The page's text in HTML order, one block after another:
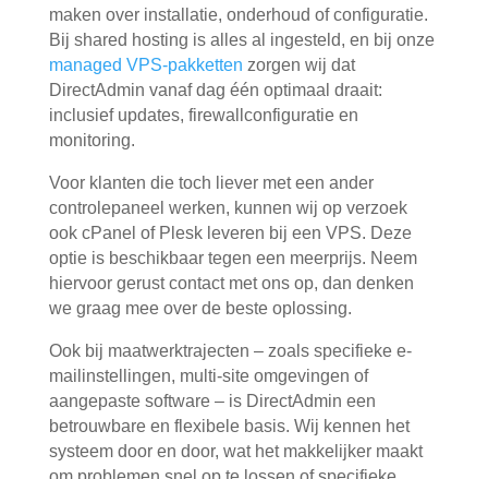
maken over installatie, onderhoud of configuratie.
Bij shared hosting is alles al ingesteld, en bij onze
managed VPS-pakketten zorgen wij dat
DirectAdmin vanaf dag één optimaal draait:
inclusief updates, firewallconfiguratie en
monitoring.
Voor klanten die toch liever met een ander
controlepaneel werken, kunnen wij op verzoek
ook cPanel of Pleskleveren bij een VPS. Deze
optie is beschikbaar tegen een meerprijs. Neem
hiervoor gerust contact met ons op, dan denken
we graag mee over de beste oplossing.
Ook bij maatwerktrajecten – zoals specifieke e-
mailinstellingen, multi-site omgevingen of
aangepaste software – is DirectAdmin een
betrouwbare en flexibele basis. Wij kennen het
systeem door en door, wat het makkelijker maakt